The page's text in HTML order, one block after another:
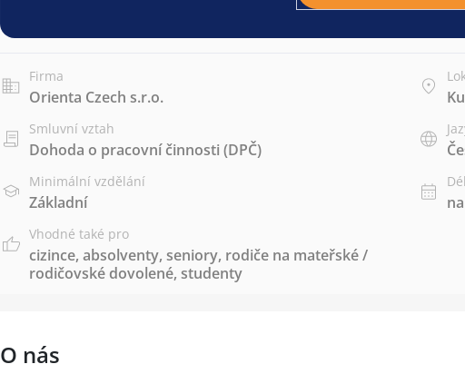
Firma
Orienta Czech s.r.o.
Smluvní vztah
Dohoda o pracovní činnosti (DPČ)
Minimální vzdělání
Základní
Vhodné také pro
cizince, absolventy, seniory, rodiče na mateřské /
rodičovské dovolené, studenty
O nás